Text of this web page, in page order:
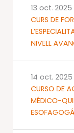
CURS DE
NIVELL
13 oct. 2025
CURSO DE
MÉDICO-
14 oct. 2025